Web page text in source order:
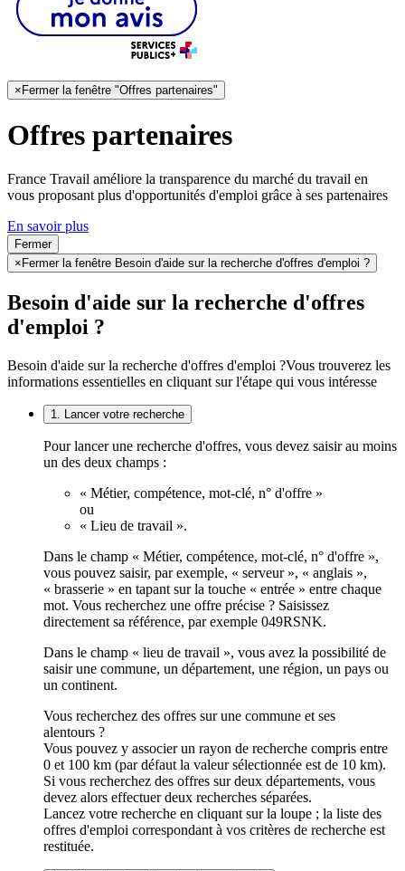
×Fermer la fenêtre "Offres partenaires"
Offres partenaires
France Travail améliore la transparence du marché du travail en
vous proposant plus d'opportunités d'emploi grâce à ses partenaires
En savoir plus
Fermer
× Fermer la fenêtre Besoin d'aide sur la recherche d'offres d'emploi ?
Besoin d'aide sur la recherche d'offres
d'emploi ?
Besoin d'aide sur la recherche d'offres d'emploi ?Vous trouverez les
informations essentielles en cliquant sur l'étape qui vous intéresse
1. Lancer votre recherche
Pour lancer une recherche d'offres, vous devez saisir au moins
un des deux champs :
« Métier, compétence, mot-clé, n° d'offre »
ou
« Lieu de travail ».
Dans le champ « Métier, compétence, mot-clé, n° d'offre »,
vous pouvez saisir, par exemple, « serveur », « anglais »,
« brasserie » en tapant sur la touche « entrée » entre chaque
mot. Vous recherchez une offre précise ? Saisissez
directement sa référence, par exemple 049RSNK.
Dans le champ « lieu de travail », vous avez la possibilité de
saisir une commune, un département, une région, un pays ou
un continent.
Vous recherchez des offres sur une commune et ses
alentours ?
Vous pouvez y associer un rayon de recherche compris entre
0 et 100 km (par défaut la valeur sélectionnée est de 10 km).
Si vous recherchez des offres sur deux départements, vous
devez alors effectuer deux recherches séparées.
Lancez votre recherche en cliquant sur la loupe ; la liste des
offres d'emploi correspondant à vos critères de recherche est
restituée.